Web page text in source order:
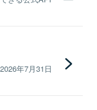
年7月31日